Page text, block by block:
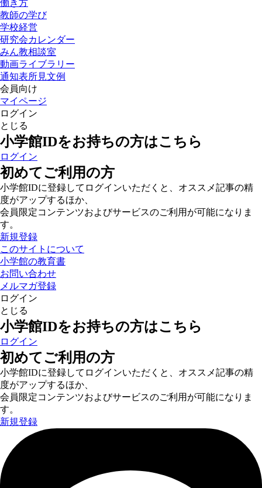
働き方
教師の学び
学校経営
研究会カレンダー
みん教相談室
動画ライブラリー
通知表所見文例
会員向け
マイページ
ログイン
とじる
小学館IDをお持ちの方はこちら
ログイン
初めてご利用の方
小学館IDに登録してログインいただくと、オススメ記事の精
度がアップするほか、
会員限定コンテンツおよびサービスのご利用が可能になりま
す。
新規登録
このサイトについて
小学館の教育書
お問い合わせ
メルマガ登録
ログイン
とじる
小学館IDをお持ちの方はこちら
ログイン
初めてご利用の方
小学館IDに登録してログインいただくと、オススメ記事の精
度がアップするほか、
会員限定コンテンツおよびサービスのご利用が可能になりま
す。
新規登録